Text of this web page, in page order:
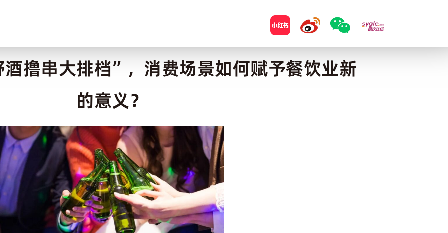
撸串大排档”，消费场景如何赋予餐饮业新
的意义？